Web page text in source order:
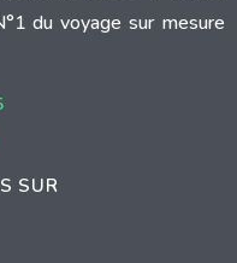
du voyage sur mesure
SUR